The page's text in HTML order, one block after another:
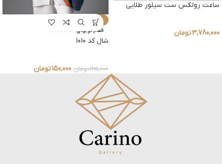
ساعت رولکس ست سیلور طلایی
3,780,000تومان
-9%
اتمام موجودی
شال کد 1010
165,000تومان 150,000تومان